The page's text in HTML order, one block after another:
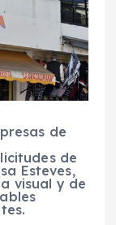
de
de
Esteves,
visual y de